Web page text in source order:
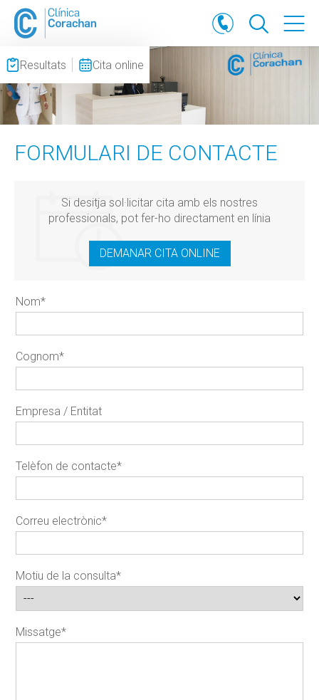
Resultats Cita online
FORMULARI DE CONTACTE
Si desitja sol·licitar cita amb els nostres
professionals, pot fer-ho directament en línia
DEMANAR CITA ONLINE
Nom*
Cognom*
Empresa / Entitat
Telèfon de contacte*
Correu electrònic*
Motiu de la consulta*
Missatge*